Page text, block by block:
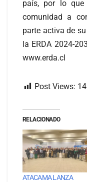
país, por lo
comunidad a
parte activa de
la ERDA 2024-
www.erda.cl
Post Views:
RELACIONADO
ATACAMA LANZA